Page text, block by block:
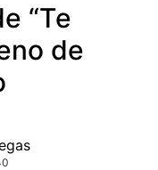
“Te
de